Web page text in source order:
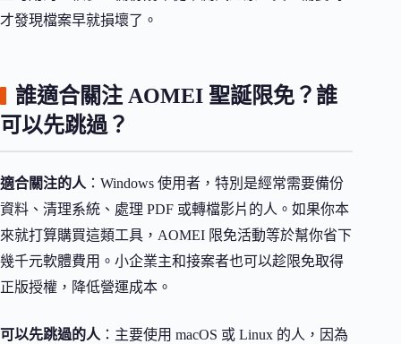
才發現檔案早就損壞了。
誰適合關注 AOMEI 聖誕限免？誰
可以先跳過？
適合關注的人：Windows 使用者，特別是經常需要備份
資料、清理系統、處理 PDF 或轉檔影片的人。如果你本
來就打算購買這類工具，AOMEI 限免活動等於幫你省下
幾千元軟體費用。小企業主和接案者也可以趁限免取得
正版授權，降低營運成本。
可以先跳過的人：主要使用 macOS 或 Linux 的人，因為